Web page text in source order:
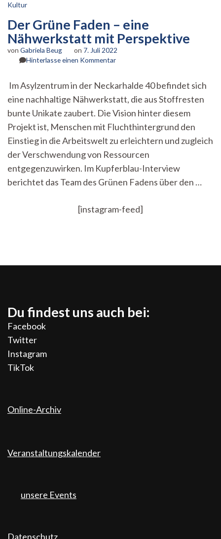
Kultur
Der Grüne Faden – eine
Nähwerkstatt mit Perspektive
von Gabriela Beug on 7. Juli 2022
Hinterlasse einen Kommentarzu
Faden
–
eine
Nähwerkstatt
mit
Perspektive
Im Asylzentrum in der Neckarhalde 40 befindet sich
eine nachhaltige Nähwerkstatt, die aus Stoffresten
bunte Unikate zaubert. Die Vision hinter diesem
Projekt ist, Menschen mit Fluchthintergrund den
Einstieg in die Arbeitswelt zu erleichtern und zugleich
der Verschwendung von Ressourcen
entgegenzuwirken. Im Kupferblau-Interview
berichtet das Team des Grünen Fadens über den …
[instagram-feed]
Du findest uns auch bei:
Facebook
Twitter
Instagram
TikTok
Online-Archiv
Veranstaltungskalender
unsere Events
Datenschutz